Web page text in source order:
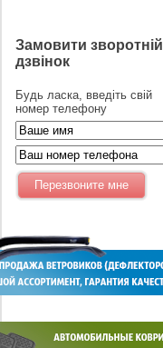
Замовити зворотній
дзвінок
Будь ласка, введіть свій
номер телефону